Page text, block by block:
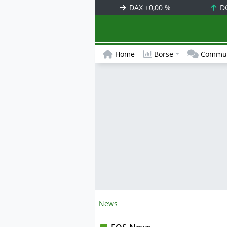
DAX +0,00 %
Home Börse
News